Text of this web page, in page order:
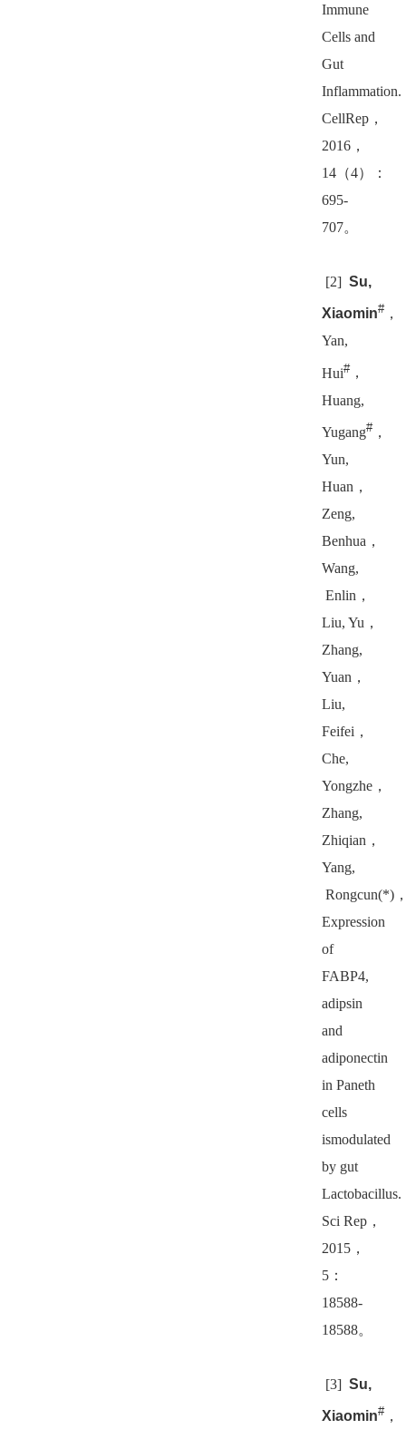
Immune
Cells and
Gut
Inflammation.
CellRep ，
2016 ，
14 （4）：
695-
707。
[2] Su,
Xiaomin# ，
Yan,
Hui# ，
Huang,
Yugang# ，
Yun,
Huan ，
Zeng,
Benhua ，
Wang,
Enlin ，
Liu, Yu ，
Zhang,
Yuan ，
Liu,
Feifei ，
Che,
Yongzhe ，
Zhang,
Zhiqian ，
Yang,
Rongcun(*)
Expression
of
FABP4,
adipsin
and
adiponectin
in Paneth
cells
ismodulated
by gut
Lactobacillus.
Sci Rep ，
2015 ，
5 ：
18588-
18588。
[3] Su,
Xiaomin# ，